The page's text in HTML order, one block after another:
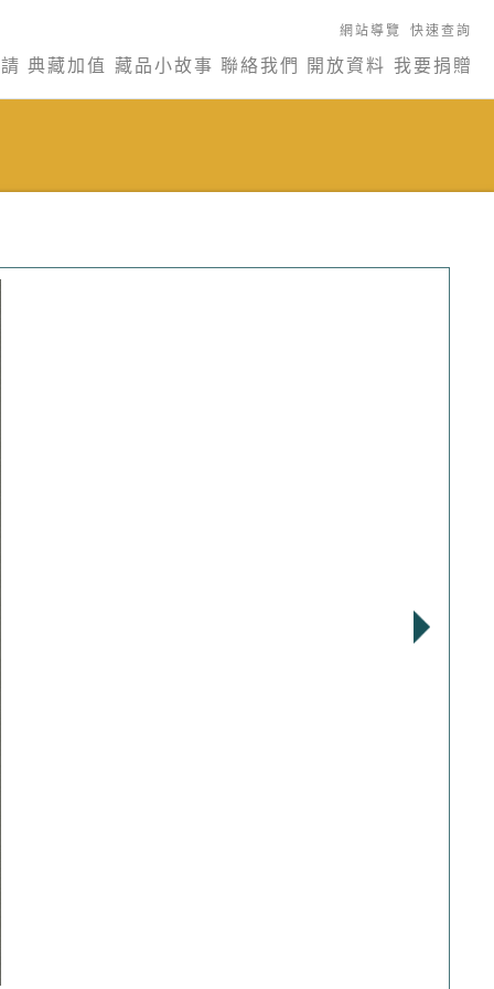
網站導覽 快速查詢
典藏加值 藏品小故事 聯絡我們 開放資料 我要捐贈